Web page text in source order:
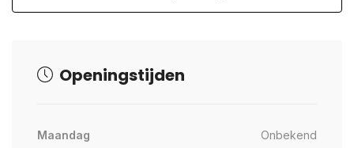
Openingstijden
Maandag
Onbekend